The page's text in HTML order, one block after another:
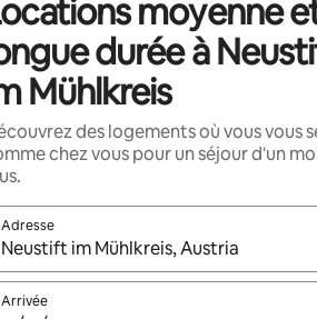
moyenne
durée à
Mühlkreis
des logements où vous vous
chez vous pour un séjour d'un
Adresse
Lorsque les résultats s'affichent, utilisez les
Arrivée